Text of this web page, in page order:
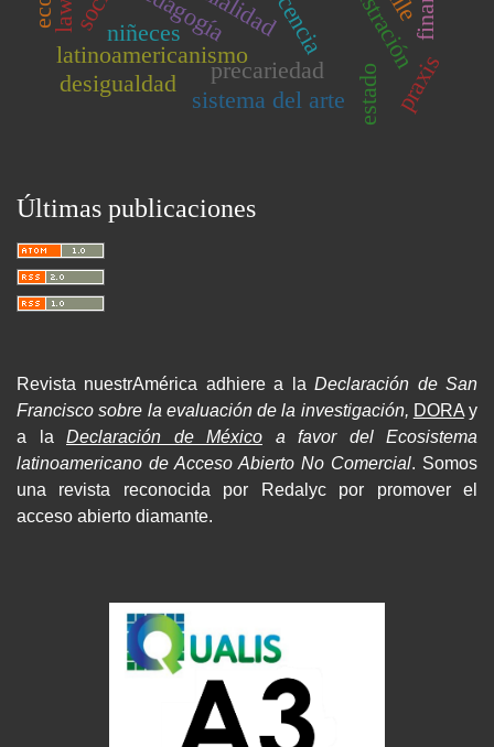
precariedad
latinoamericanismo praxis
desigualdad estado
niñeces
sistema del arte
Últimas publicaciones
Revista nuestrAmérica adhiere a laDeclaración de San
Francisco sobre la evaluación de la investigación, DORAy
a la Declaración de México a favor del Ecosistema
latinoamericano de Acceso Abierto No Comercial. Somos
una revista reconocida por Redalyc por promover el
acceso abierto diamante.